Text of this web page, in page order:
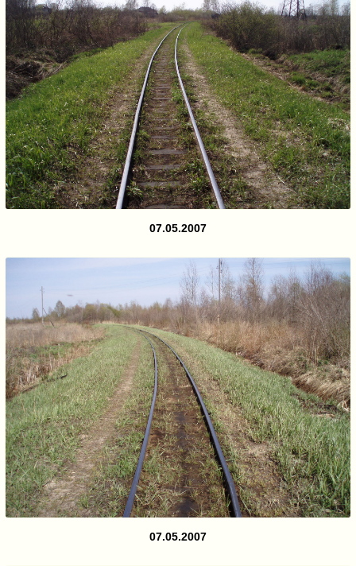
07.05.2007
07.05.2007